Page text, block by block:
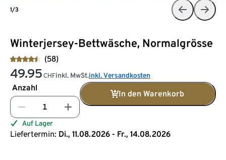
Winterjersey-Bettwäsche, Normalgrösse
(58)
49.95 CHFinkl. MwSt.inkl. Versandkosten
Anzahl
In den Warenkorb
Auf Lager
Liefertermin: Di., 11.08.2026 - Fr., 14.08.2026
1/3